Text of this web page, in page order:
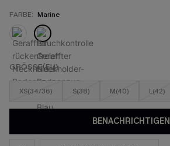
FARBE: Marine
GRÖSSE(EU)
XS(34/36) S(38) M(40) L(42)
BENACHRICHTIGEN